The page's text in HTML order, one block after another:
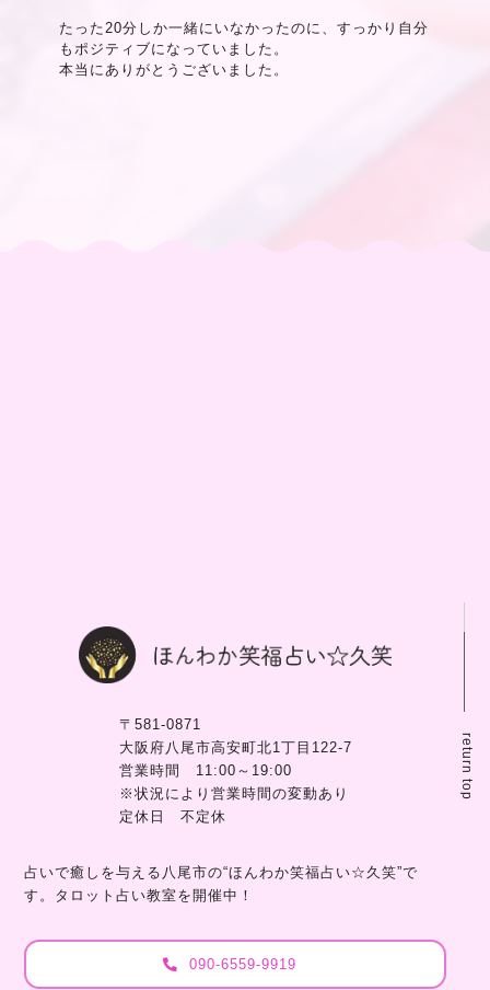
たった20分しか一緒にいなかったのに、すっかり自分
もポジティブになっていました。
本当にありがとうございました。
return top
〒581-0871
大阪府八尾市高安町北1丁目122-7
営業時間 11:00～19:00
※状況により営業時間の変動あり
定休日 不定休
占いで癒しを与える八尾市の“ほんわか笑福占い☆久笑”で
す。タロット占い教室を開催中！
090-6559-9919